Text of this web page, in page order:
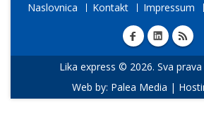
Naslovnica Kontakt Impressum
Lika express © 2026. Sva
Web by: Palea Media |